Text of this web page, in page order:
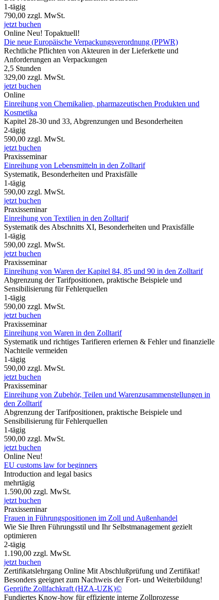
1-tägig
790,00 zzgl. MwSt.
jetzt buchen
Online Neu! Topaktuell!
Die neue Europäische Verpackungsverordnung (PPWR)
Rechtliche Pflichten von Akteuren in der Lieferkette und
Anforderungen an Verpackungen
2,5 Stunden
329,00 zzgl. MwSt.
jetzt buchen
Online
Einreihung von Chemikalien, pharmazeutischen Produkten und
Kosmetika
Kapitel 28-30 und 33, Abgrenzungen und Besonderheiten
2-tägig
590,00 zzgl. MwSt.
jetzt buchen
Praxisseminar
Einreihung von Lebensmitteln in den Zolltarif
Systematik, Besonderheiten und Praxisfälle
1-tägig
590,00 zzgl. MwSt.
jetzt buchen
Praxisseminar
Einreihung von Textilien in den Zolltarif
Systematik des Abschnitts XI, Besonderheiten und Praxisfälle
1-tägig
590,00 zzgl. MwSt.
jetzt buchen
Praxisseminar
Einreihung von Waren der Kapitel 84, 85 und 90 in den Zolltarif
Abgrenzung der Tarifpositionen, praktische Beispiele und
Sensibilisierung für Fehlerquellen
1-tägig
590,00 zzgl. MwSt.
jetzt buchen
Praxisseminar
Einreihung von Waren in den Zolltarif
Systematik und richtiges Tarifieren erlernen & Fehler und finanzielle
Nachteile vermeiden
1-tägig
590,00 zzgl. MwSt.
jetzt buchen
Praxisseminar
Einreihung von Zubehör, Teilen und Warenzusammenstellungen in
den Zolltarif
Abgrenzung der Tarifpositionen, praktische Beispiele und
Sensibilisierung für Fehlerquellen
1-tägig
590,00 zzgl. MwSt.
jetzt buchen
Online Neu!
EU customs law for beginners
Introduction and legal basics
mehrtägig
1.590,00 zzgl. MwSt.
jetzt buchen
Praxisseminar
Frauen in Führungspositionen im Zoll und Außenhandel
Wie Sie Ihren Führungsstil und Ihr Selbstmanagement gezielt
optimieren
2-tägig
1.190,00 zzgl. MwSt.
jetzt buchen
Zertifikatslehrgang Online Mit Abschlußprüfung und Zertifikat!
Besonders geeignet zum Nachweis der Fort- und Weiterbildung!
Geprüfte Zollfachkraft (HZA-UZK)©
Fundiertes Know-how für effiziente interne Zollprozesse